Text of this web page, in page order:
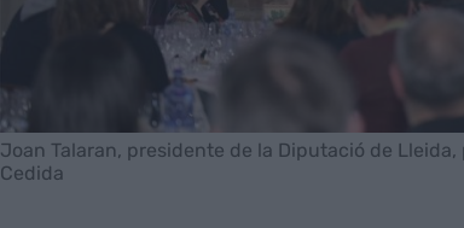
Joan Talaran, presidente de la Diputació de Lleida,
Cedida